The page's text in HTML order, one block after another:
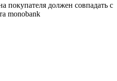
покупателя должен совпадать с
monobank